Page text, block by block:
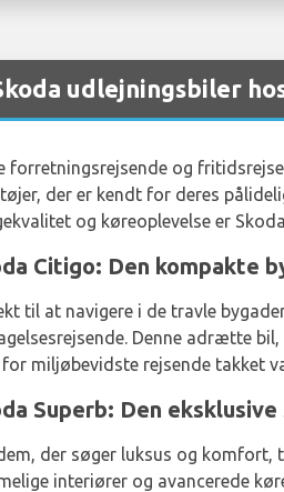
udlejningsbiler
forretningsrejsende og
der er kendt for deres
og køreoplevelse er
Citigo: Den kompakte
til at navigere i de travle
Denne adrætte
miljøbevidste rejsende takket
Superb: Den eksklusive
der søger luksus og komfort,
interiører og avancerede